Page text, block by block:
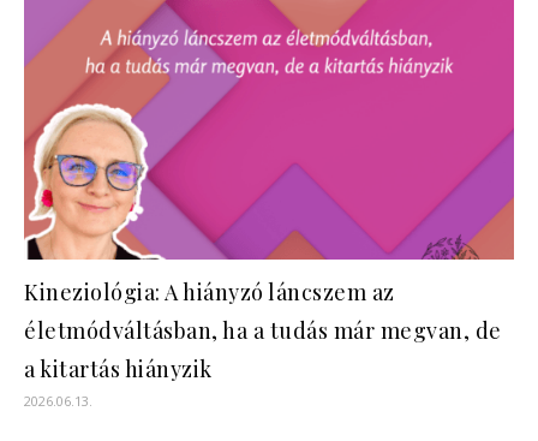
Kineziológia: A hiányzó láncszem az
életmódváltásban, ha a tudás már megvan, de
a kitartás hiányzik
2026.06.13.